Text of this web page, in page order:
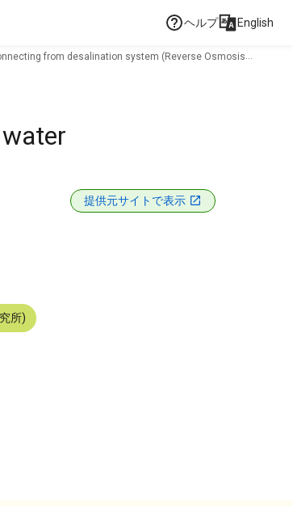
ヘルプ English
from desalination system (Reverse Osmosis
提供元サイトで表示
所)